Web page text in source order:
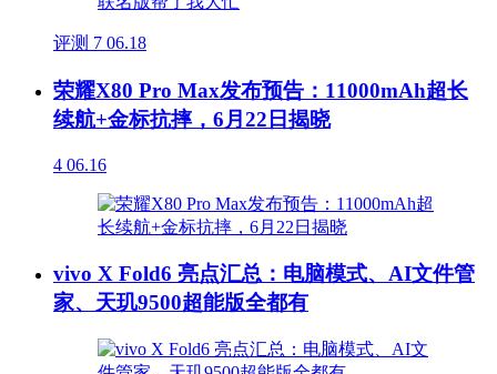
评测 7 06.18
荣耀X80 Pro Max发布预告：11000mAh超长
续航+金标抗摔，6月22日揭晓
4 06.16
vivo X Fold6 亮点汇总：电脑模式、AI文件管
家、天玑9500超能版全都有